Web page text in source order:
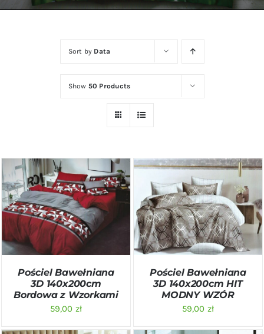
Sort by Data
Show 50 Products
DODAJ DO KOSZYKA
/
SZCZEGÓŁY
Pościel Bawełniana
3D 140x200cm
Bordowa z Wzorkami
59,00 zł
DODAJ DO KOSZYKA
/
SZCZEGÓŁY
Pościel Bawełniana
3D 140x200cm HIT
MODNY WZÓR
59,00 zł